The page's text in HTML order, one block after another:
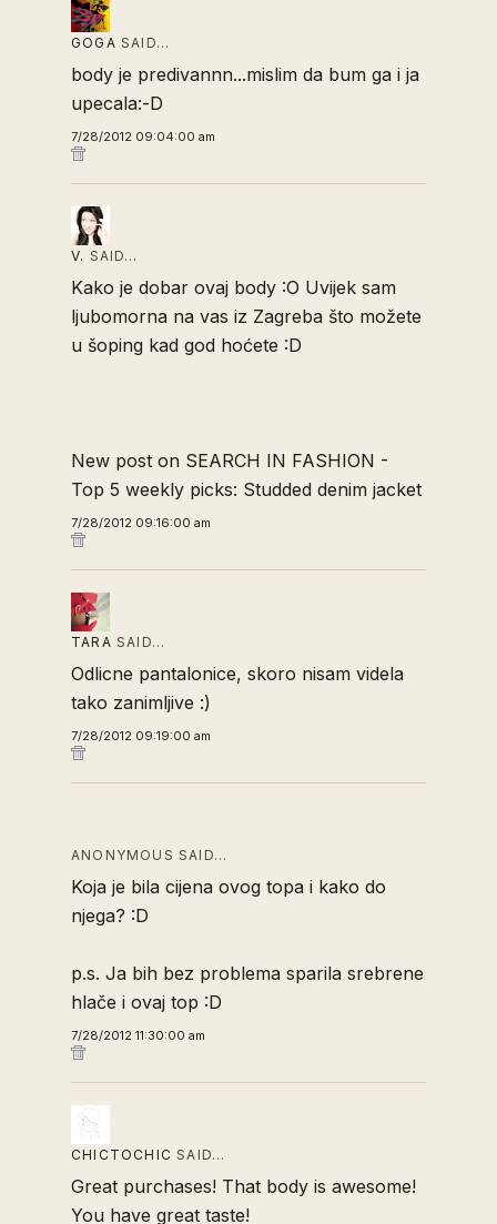
GOGA SAID…
body je predivannn...mislim da bum ga i ja
upecala:-D
7/28/2012 09:04:00 am
V. SAID…
Kako je dobar ovaj body :O Uvijek sam
ljubomorna na vas iz Zagreba što možete
u šoping kad god hoćete :D
New post on SEARCH IN FASHION -
Top 5 weekly picks: Studded denim jacket
7/28/2012 09:16:00 am
TARA SAID…
Odlicne pantalonice, skoro nisam videla
tako zanimljive :)
7/28/2012 09:19:00 am
ANONYMOUS SAID…
Koja je bila cijena ovog topa i kako do
njega? :D
p.s. Ja bih bez problema sparila srebrene
hlače i ovaj top :D
7/28/2012 11:30:00 am
CHICTOCHIC SAID…
Great purchases! That body is awesome!
You have great taste!